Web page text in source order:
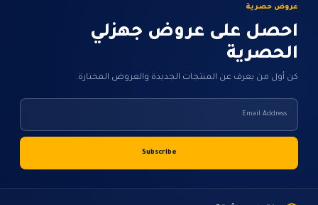
عروض حصرية
احصل على عروض جهزلي
الحصرية
كن أول من يعرف عن المنتجات الجديدة والعروض المختارة.